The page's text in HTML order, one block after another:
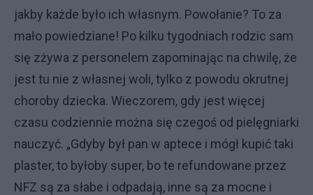
jakby każde było ich własnym. Powołanie? To za
mało powiedziane! Po kilku tygodniach rodzic sam
się zżywa z personelem zapominając na chwilę, że
jest tu nie z własnej woli, tylko z powodu okrutnej
choroby dziecka. Wieczorem, gdy jest więcej
czasu codziennie można się czegoś od pielęgniarki
nauczyć. „Gdyby był pan w aptece i mógł kupić taki
plaster, to byłoby super, bo te refundowane przez
NFZ są za słabe i odpadają, inne są za mocne i